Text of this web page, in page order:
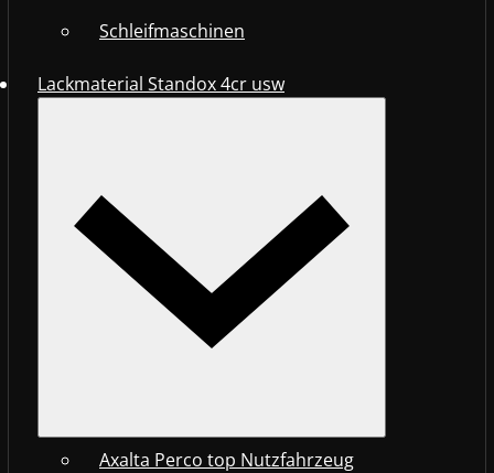
Schleifmaschinen
Lackmaterial Standox 4cr usw
Axalta Perco top Nutzfahrzeug